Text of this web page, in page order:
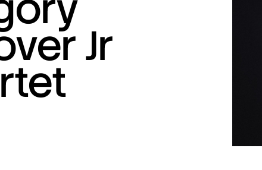
Jr